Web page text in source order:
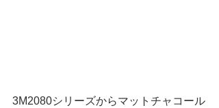
3M2080シリーズからマットチャコール